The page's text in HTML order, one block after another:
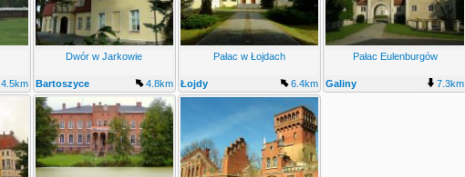
4.5km
Dwór w Jarkowie
Bartoszyce
Jarkowo
4.8km
Pałac w Łojdach
Łojdy 6.4km
Pałac Eulenburgów
Galiny 7.3km